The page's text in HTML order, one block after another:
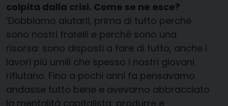
colpita dalla crisi. Come se ne esce?
‘Dobbiamo aiutarli, prima di tutto perché
sono nostri fratelli e perché sono una
risorsa: sono disposti a fare di tutto, anche i
lavori più umili che spesso i nostri giovani
rifiutano. Fino a pochi anni fa pensavamo
andasse tutto bene e avevamo abbracciato
la mentalità capitalista: produrre e